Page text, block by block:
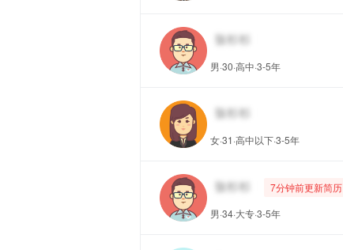
男·30·高中·3-5年
女·31·高中以下·3-5年
7分钟前更新简历
男·34·大专·3-5年